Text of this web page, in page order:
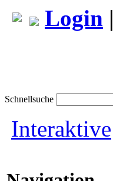
Login |
Schnellsuche
Interaktive